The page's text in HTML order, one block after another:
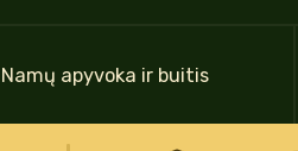
Namų apyvoka ir buitis